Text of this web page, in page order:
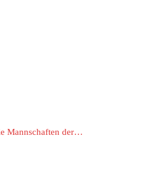
Mannschaften der…